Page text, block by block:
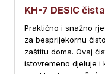
KH-7 DESIC
Praktično i snažno
za besprijekornu
zaštitu doma. Ovaj
istovremeno djeluje i